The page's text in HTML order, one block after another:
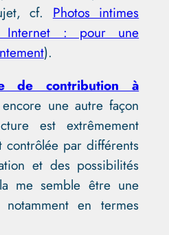
cf. Photos intimes
Internet : pour une
).
de contribution à
une autre façon
est extrêmement
contrôlée par différents
et des possibilités
me semble être une
notamment en termes